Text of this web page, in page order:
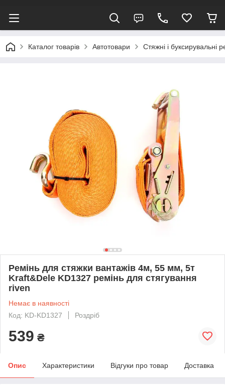
Каталог товарів Автотовари Стяжні і буксирувальні
Ремінь для стяжки вантажів 4м, 55 мм, 5т
Kraft&Dele KD1327 ремінь для стягування
riven
Немає в наявності
Код: KD-KD1327
Роздріб
539 ₴
Опис Характеристики Відгуки про товар Доставка